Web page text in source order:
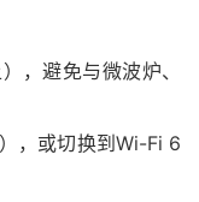
，避免与微波炉、
，或切换到Wi-Fi 6